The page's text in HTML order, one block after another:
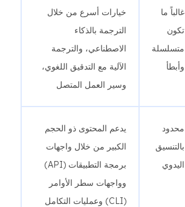
غالباً ما
تكون
متسلسلة
وأبطأ
خيارات أسرع من خلال
الترجمة بالذكاء
الاصطناعي، والترجمة
الآلية مع التدقيق اللغوي،
وسير العمل المتصل
محدود
بالتنسيق
اليدوي
يدعم المحتوى ذو الحجم
الكبير من خلال واجهات
برمجة التطبيقات (API)
وواجهات سطر الأوامر
(CLI) وعمليات التكامل